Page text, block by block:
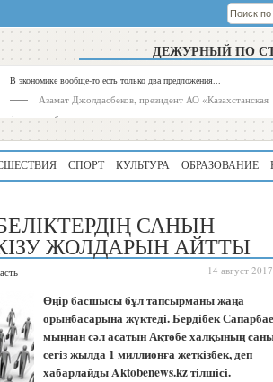
ДЕЖУРНЫЙ ПО
В экономике вообще-то есть только два предложения...
Азамат Джолдасбеков, президент АО «Казахстанская
фондовая биржа»
СПОРТ КУЛЬТУРА ОБРАЗОВАНИЕ
САНЫН
ЖОЛДАРЫН АЙТТЫ
14 август
Өңір басшысы бұл тапсырманы жаңа
орынбасарына жүктеді. Бердібек
мыңнан сәл асатын Ақтөбе халқының
сегіз жылда 1 миллионға жеткізбек, деп
хабарлайды Aktobenews.kz тілшісі.
Алматинская
область
195
Туркестанская
область